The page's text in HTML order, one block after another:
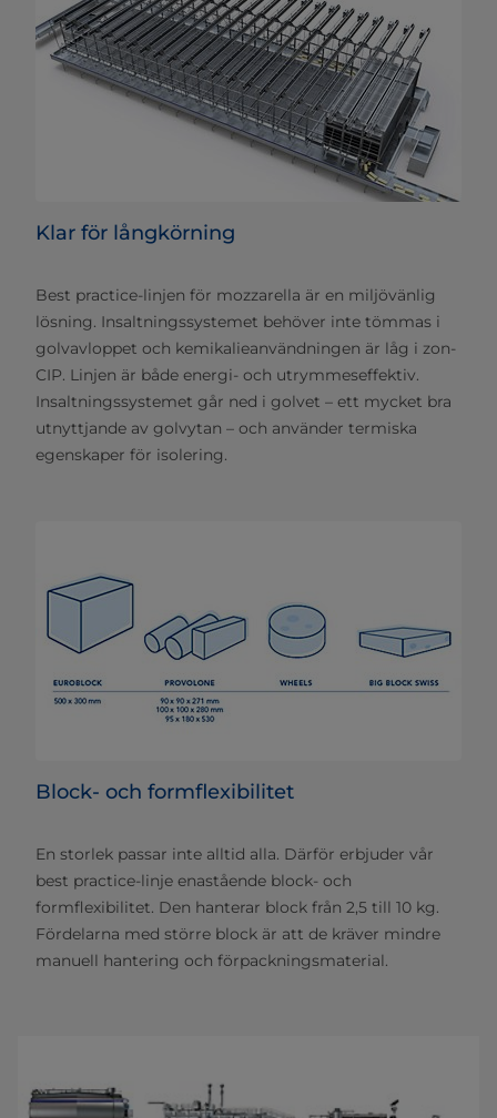
Klar för långkörning
Best practice-linjen för mozzarella är en miljövänlig
lösning. Insaltningssystemet behöver inte tömmas i
golvavloppet och kemikalieanvändningen är låg i zon-
CIP. Linjen är både energi- och utrymmeseffektiv.
Insaltningssystemet går ned i golvet – ett mycket bra
utnyttjande av golvytan – och använder termiska
egenskaper för isolering.
Block- och formflexibilitet
En storlek passar inte alltid alla. Därför erbjuder vår
best practice-linje enastående block- och
formflexibilitet. Den hanterar block från 2,5 till 10 kg.
Fördelarna med större block är att de kräver mindre
manuell hantering och förpackningsmaterial.